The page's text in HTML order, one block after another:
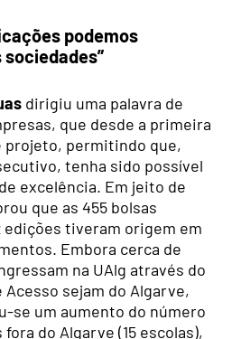
podemos
dirigiu uma palavra de
que desde a primeira
projeto, permitindo que,
tenha sido possível
excelência. Em jeito de
que as 455 bolsas
tiveram origem em
Embora cerca de
na UAlg através do
sejam do Algarve,
se um aumento do número
do Algarve (15 escolas),